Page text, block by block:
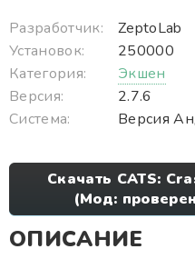
Разработчик:
ZeptoLab
Установок:
250000
Категория:
Экшен
Версия:
2.7.6
Система:
Версия
Скачать CATS:
(Мод:
ОПИСАНИЕ